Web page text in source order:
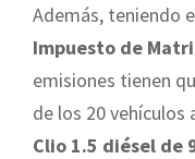
Además, teniendo
Impuesto de
emisiones tienen
de los 20 vehículos
Clio 1.5 diésel de